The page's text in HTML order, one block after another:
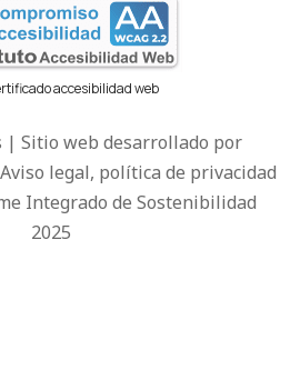
accesibilidad web
| Sitio web desarrollado por
Aviso legal, política de privacidad
Integrado de Sostenibilidad
2025